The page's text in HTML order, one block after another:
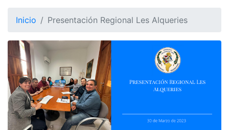
Inicio Presentación Regional Les Alqueries